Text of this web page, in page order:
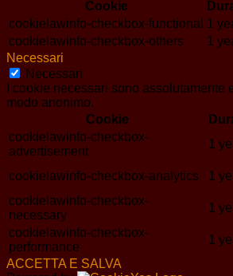
Cookie
cookielawinfo-checkbox-functional 1
cookielawinfo-checkbox-others
1
Necessari
Necessari
I cookie necessari sono
modo anonimo.
Cookie
cookielawinfo-checkbox-
advertisement
1
cookielawinfo-checkbox-analytics 1
cookielawinfo-checkbox-
necessary
1
cookielawinfo-checkbox-
performance
1
ACCETTA E SALVA